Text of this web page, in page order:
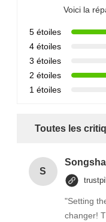
Voici la
5 étoiles
4 étoiles
3 étoiles
2 étoiles
1 étoiles
Toutes les
S
"Setting
changer!